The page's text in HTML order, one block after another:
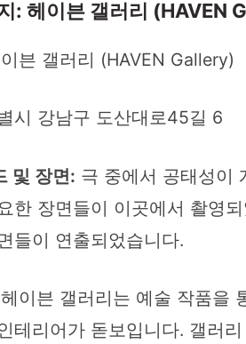
: 헤이븐 갤러리 (HAVEN
븐 갤러리 (HAVEN Gallery)
시 강남구 도산대로45길 6
및 장면: 극 중에서 공태성이
한 장면들이 이곳에서 촬영
들이 연출되었습니다.
헤이븐 갤러리는 예술 작품을
테리어가 돋보입니다. 갤러